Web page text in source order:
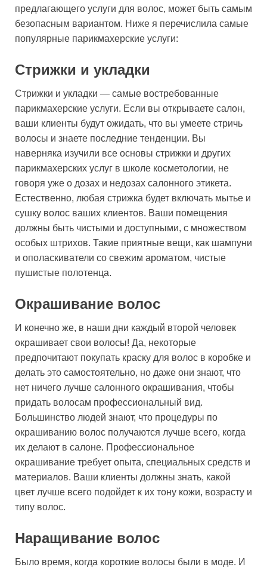
предлагающего услуги для волос, может быть самым
безопасным вариантом. Ниже я перечислила самые
популярные парикмахерские услуги:
Стрижки и укладки
Стрижки и укладки — самые востребованные
парикмахерские услуги. Если вы открываете салон,
ваши клиенты будут ожидать, что вы умеете стричь
волосы и знаете последние тенденции. Вы
наверняка изучили все основы стрижки и других
парикмахерских услуг в школе косметологии, не
говоря уже о дозах и недозах салонного этикета.
Естественно, любая стрижка будет включать мытье и
сушку волос ваших клиентов. Ваши помещения
должны быть чистыми и доступными, с множеством
особых штрихов. Такие приятные вещи, как шампуни
и ополаскиватели со свежим ароматом, чистые
пушистые полотенца.
Окрашивание волос
И конечно же, в наши дни каждый второй человек
окрашивает свои волосы! Да, некоторые
предпочитают покупать краску для волос в коробке и
делать это самостоятельно, но даже они знают, что
нет ничего лучше салонного окрашивания, чтобы
придать волосам профессиональный вид.
Большинство людей знают, что процедуры по
окрашиванию волос получаются лучше всего, когда
их делают в салоне. Профессиональное
окрашивание требует опыта, специальных средств и
материалов. Ваши клиенты должны знать, какой
цвет лучше всего подойдет к их тону кожи, возрасту и
типу волос.
Наращивание волос
Было время, когда короткие волосы были в моде. И